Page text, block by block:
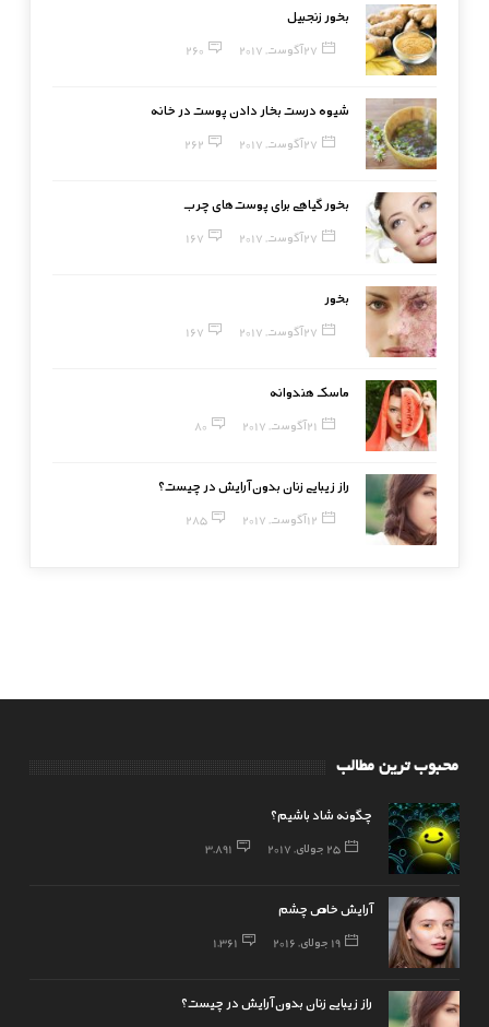
بخور زنجبیل
27 آگوست, 2017 260
شیوه درست بخار دادن پوست در خانه
27 آگوست, 2017 262
بخور گیاهی برای پوست‌های چرب
27 آگوست, 2017 167
بخور
27 آگوست, 2017 167
ماسک هندوانه
21 آگوست, 2017 80
راز زیبایی زنان بدون آرایش در چیست؟
12 آگوست, 2017 285
محبوب ترین مطالب
چگونه شاد باشیم؟
25 جولای, 2017 3,891
آرایش خاص چشم
19 جولای, 2016 1,361
راز زیبایی زنان بدون آرایش در چیست؟